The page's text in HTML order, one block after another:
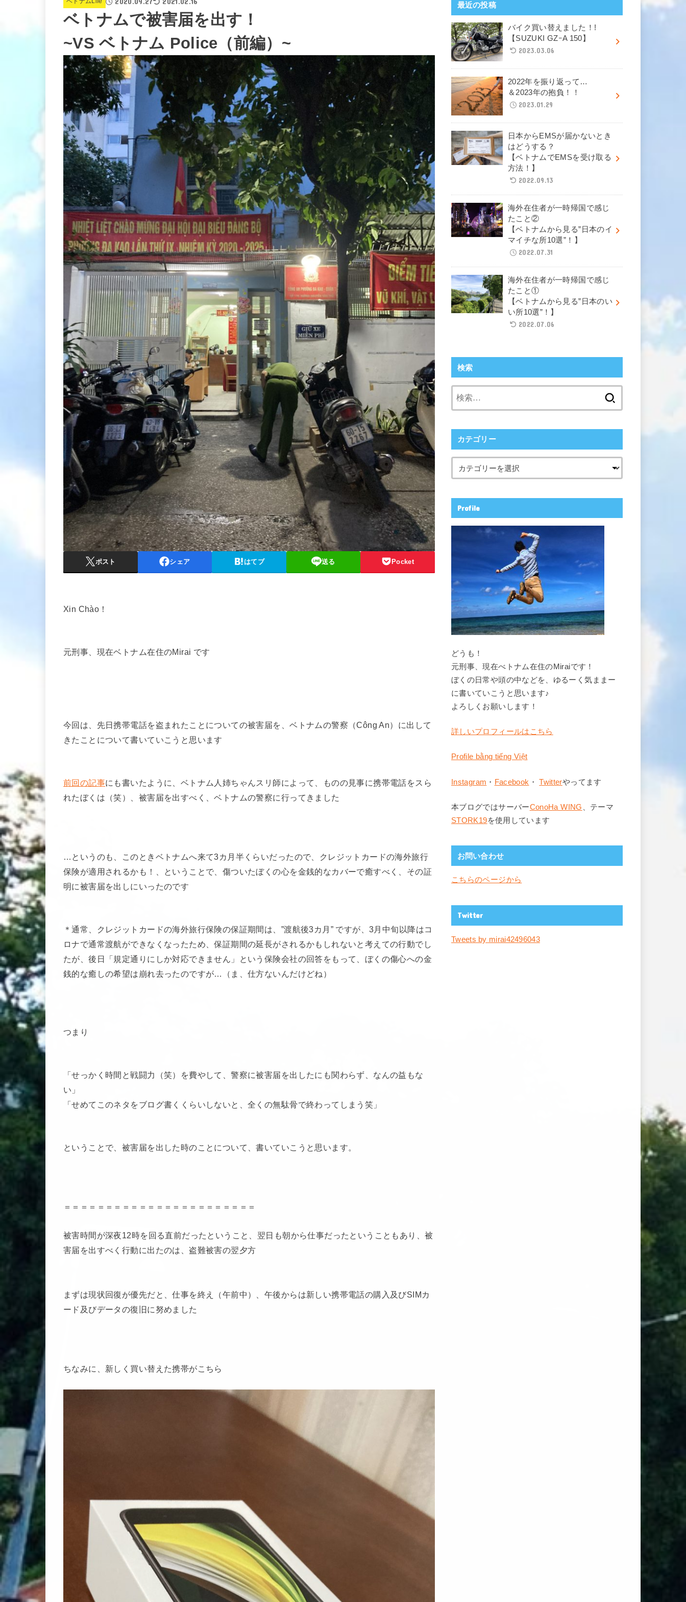
ベトナムで被害届を出す！
~VS ベトナム Police（前編）~
ポスト シェア はてブ 送る Pocket
Xin Chào！
元刑事、現在ベトナム在住のMirai です
今回は、先日携帯電話を盗まれたことについての被害届を、ベトナムの警察（Công An）に出して
きたことについて書いていこうと思います
前回の記事にも書いたように、ベトナム人姉ちゃんスリ師によって、ものの見事に携帯電話をスら
れたぼくは（笑）、被害届を出すべく、ベトナムの警察に行ってきました
…というのも、このときベトナムへ来て3カ月半くらいだったので、クレジットカードの海外旅行
保険が適用されるかも！、ということで、傷ついたぼくの心を金銭的なカバーで癒すべく、その証
明に被害届を出しにいったのです
＊通常、クレジットカードの海外旅行保険の保証期間は、”渡航後3カ月” ですが、3月中旬以降はコ
ロナで通常渡航ができなくなったため、保証期間の延長がされるかもしれないと考えての行動でし
たが、後日「規定通りにしか対応できません」という保険会社の回答をもって、ぼくの傷心への金
銭的な癒しの希望は崩れ去ったのですが…（ま、仕方ないんだけどね）
つまり
「せっかく時間と戦闘力（笑）を費やして、警察に被害届を出したにも関わらず、なんの益もな
い」
「せめてこのネタをブログ書くくらいしないと、全くの無駄骨で終わってしまう笑」
ということで、被害届を出した時のことについて、書いていこうと思います。
＝＝＝＝＝＝＝＝＝＝＝＝＝＝＝＝＝＝＝＝＝＝＝
被害時間が深夜12時を回る直前だったということ、翌日も朝から仕事だったということもあり、被
害届を出すべく行動に出たのは、盗難被害の翌夕方
まずは現状回復が優先だと、仕事を終え（午前中）、午後からは新しい携帯電話の購入及びSIMカ
ード及びデータの復旧に努めました
ちなみに、新しく買い替えた携帯がこちら
最近の投稿
バイク買い替えました！!
【SUZUKI GZｰA 150】
2023.03.06
2022年を振り返って…
＆2023年の抱負！！
2023.01.29
日本からEMSが届かないとき
はどうする？
【ベトナムでEMSを受け取る
方法！】
2022.09.13
海外在住者が一時帰国で感じ
たこと②
【ベトナムから見る”日本のイ
マイチな所10選”！】
2022.07.31
海外在住者が一時帰国で感じ
たこと①
【ベトナムから見る”日本のい
い所10選”！】
2022.07.06
検索
カテゴリー
Profile
どうも！
元刑事、現在べトナム在住のMiraiです！
ぼくの日常や頭の中などを、ゆるーく気ままー
に書いていこうと思います♪
よろしくお願いします！
詳しいプロフィールはこちら
Profile bằng tiếng Việt
Instagram ・ Facebook ・Twitterやってます
本ブログではサーバーConoHa WING
、テーマ
STORK19を使用しています
お問い合わせ
こちらのページから
Twitter
Tweets by mirai42496043